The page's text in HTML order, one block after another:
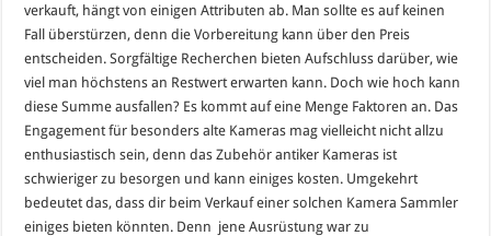
verkauft, hängt von einigen Attributen ab. Man sollte es auf keinen
Fall überstürzen, denn die Vorbereitung kann über den Preis
entscheiden. Sorgfältige Recherchen bieten Aufschluss darüber, wie
viel man höchstens an Restwert erwarten kann. Doch wie hoch kann
diese Summe ausfallen? Es kommt auf eine Menge Faktoren an. Das
Engagement für besonders alte Kameras mag vielleicht nicht allzu
enthusiastisch sein, denn das Zubehör antiker Kameras ist
schwieriger zu besorgen und kann einiges kosten. Umgekehrt
bedeutet das, dass dir beim Verkauf einer solchen Kamera Sammler
einiges bieten könnten. Denn jene Ausrüstung war zu